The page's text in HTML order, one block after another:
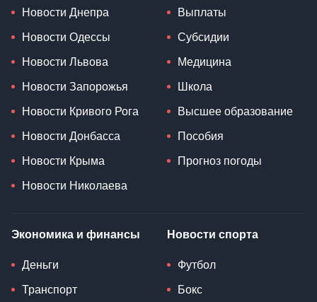
Новости Днепра
Новости Одессы
Новости Львова
Новости Запорожья
Новости Кривого Рога
Новости Донбасса
Новости Крыма
Новости Николаева
Выплаты
Субсидии
Медицина
Школа
Высшее образование
Пособия
Прогноз погоды
Экономика и финансы
Деньги
Транспорт
Новости спорта
Футбол
Бокс